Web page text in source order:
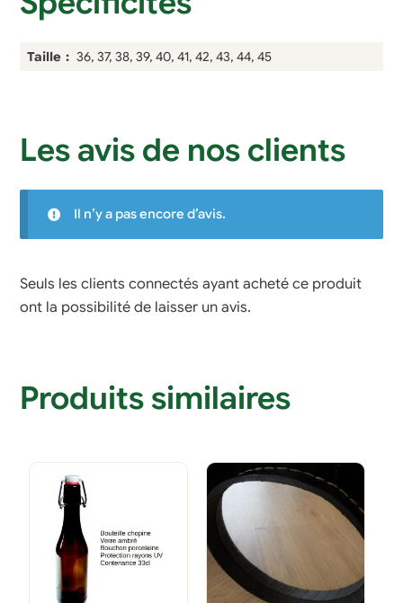
Taille 36, 37, 38, 39, 40, 41, 42, 43, 44, 45
Les avis de nos clients
Il n’y a pas encore d’avis.
Seuls les clients connectés ayant acheté ce produit
ont la possibilité de laisser un avis.
Produits similaires